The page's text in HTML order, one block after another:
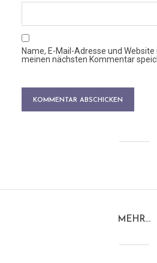
Name, E-Mail-Adresse und
meinen nächsten Kommentar
MEHR…